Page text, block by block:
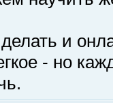
и
- но